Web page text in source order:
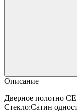
Описание
Дверное полотно
Стекло:Сатин